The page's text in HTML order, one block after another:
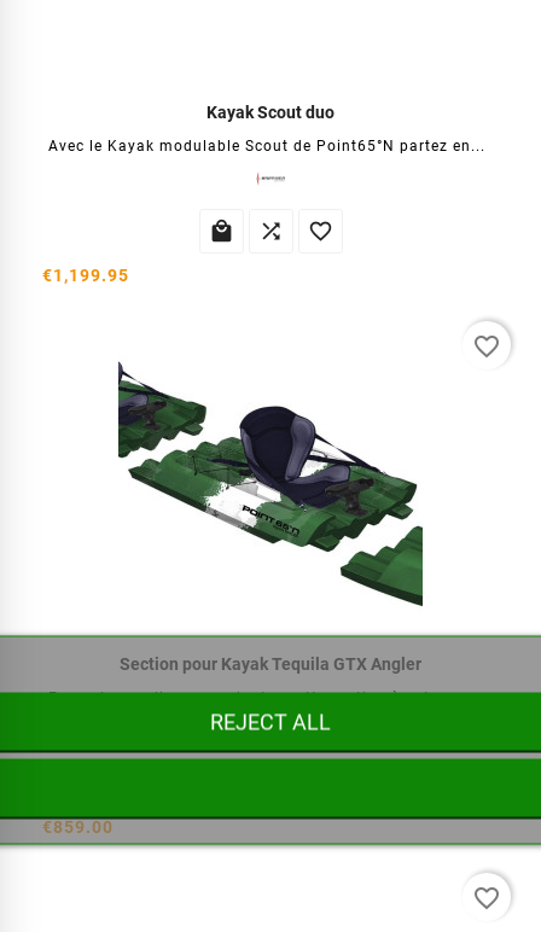
Kayak Scout duo
Avec le Kayak modulable Scout de Point65°N partez en...
  
€1,199.95
Section pour Kayak Tequila GTX Angler
En quelques clics vous ajoutez cette section à votre...
€859.00
favorite_border
favorite_border
REJECT ALL